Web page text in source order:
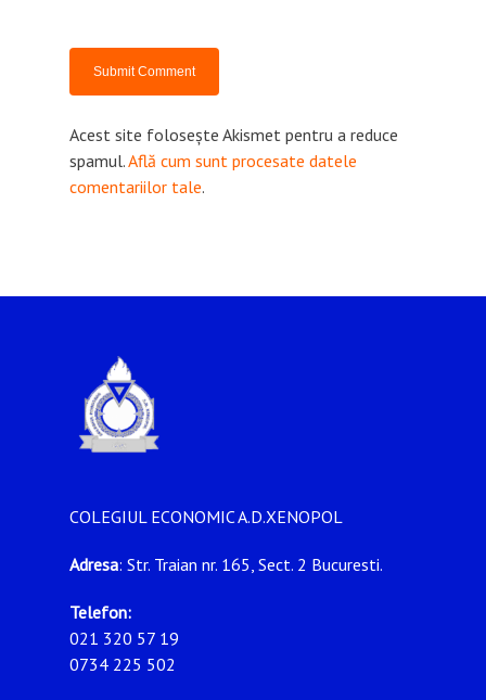
Acest site folosește Akismet pentru a reduce
spamul.Află cum sunt procesate datele
comentariilor tale.
COLEGIUL ECONOMIC A.D.XENOPOL
Adresa: Str. Traian nr. 165, Sect. 2 Bucuresti.
Telefon:
021 320 57 19
0734 225 502
CONSILIERE